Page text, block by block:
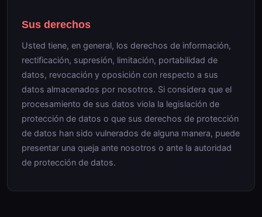
Sus derechos
Usted tiene, en general, los derechos de información,
rectificación, supresión, limitación, portabilidad de
datos, revocación y oposición con respecto a sus
datos almacenados por nosotros. Si considera que el
procesamiento de sus datos viola la legislación de
protección de datos o que sus derechos de protección
de datos han sido vulnerados de alguna manera, puede
presentar una queja ante nosotros o ante la autoridad
de protección de datos.